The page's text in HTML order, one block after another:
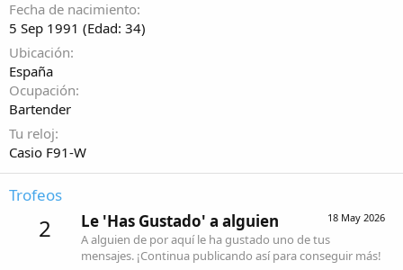
Fecha de nacimiento
5 Sep 1991 (Edad: 34)
Ubicación
España
Ocupación
Bartender
Tu reloj
Casio F91-W
Trofeos
2 18 May 2026
Le 'Has Gustado' a alguien
A alguien de por aquí le ha gustado uno de tus
mensajes. ¡Continua publicando así para conseguir más!